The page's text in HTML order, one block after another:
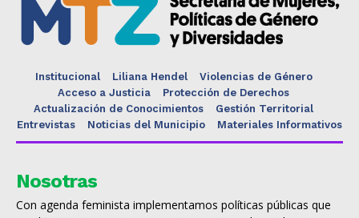
Institucional Liliana Hendel
Violencias de Género
Acceso a Justicia
Protección de Derechos
Actualización de Conocimientos
Gestión Territorial
Entrevistas
Noticias del Municipio Materiales Informativos
Nosotras
Con agenda feminista implementamos políticas públicas que